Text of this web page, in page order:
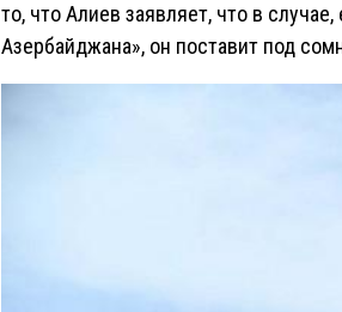
то, что Алиев заявляет, что в
Азербайджана», он поставит под